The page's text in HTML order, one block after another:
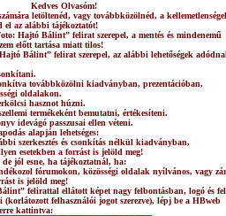
Kedves Olvasóm!
letöltenéd, vagy továbbközölnéd, a
el az alábbi tájékoztatót!
Hajtó Bálint” felirat szerepel, a mentés és mindenemű
előtt tartása miatt tilos!
Bálint” felirat szerepel, az alábbi lehetőségek
továbbközölni kiadványban, prezentációban,
oldalakon.
hasznot húzni.
termékeként bemutatni, értékesíteni.
idevágó passzusai ellen véteni.
alapján lehetséges:
szerkesztés és csonkítás nélkül kiadványban,
esetekben a forrást is jelöld meg!
jól esne, ha tájékoztatnál, ha:
fórumokon, közösségi oldalak nyílvános, vagy
is jelöld meg!
felirattal ellátott képet nagy felbontásban, logó és
(korlátozott felhasználói jogot szerezve), lépj be a HBweb
kattintva: